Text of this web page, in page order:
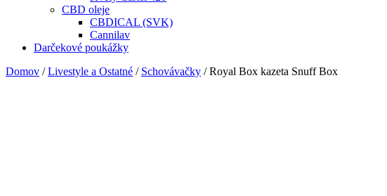
CBD oleje
CBDICAL (SVK)
Cannilav
Darčekové poukážky
Domov /Livestyle a Ostatné / Schovávačky / Royal Box kazeta Snuff Box